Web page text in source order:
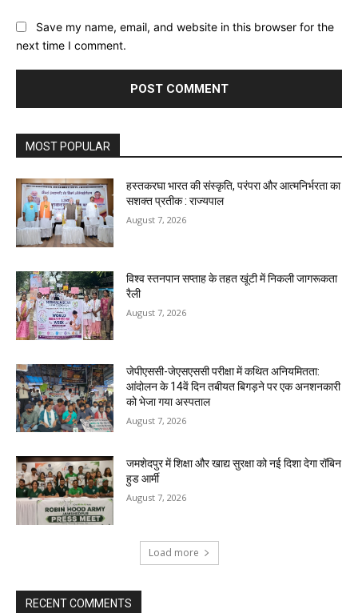
Save my name, email, and website in this browser for the
next time I comment.
MOST POPULAR
हस्तकरघा भारत की संस्कृति, परंपरा और आत्मनिर्भरता का
सशक्त प्रतीक : राज्यपाल
August 7, 2026
विश्व स्तनपान सप्ताह के तहत खूंटी में निकली जागरूकता
रैली
August 7, 2026
जेपीएससी-जेएसएससी परीक्षा में कथित अनियमितता:
आंदोलन के 14वें दिन तबीयत बिगड़ने पर एक अनशनकारी
को भेजा गया अस्पताल
August 7, 2026
जमशेदपुर में शिक्षा और खाद्य सुरक्षा को नई दिशा देगा रॉबिन
हुड आर्मी
August 7, 2026
Load more
RECENT COMMENTS